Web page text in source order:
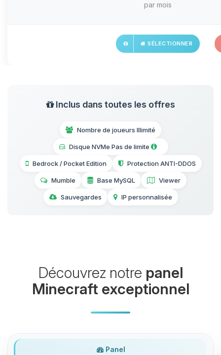
par mois
SÉLECTIONNER
Inclus dans toutes les offres
Nombre de joueurs Illimité
Disque NVMe Pas de limite
Bedrock / Pocket Edition Protection ANTI-DDOS
Mumble Base MySQL Viewer
Sauvegardes IP personnalisée
Découvrez notre panel
Minecraft exceptionnel
Panel